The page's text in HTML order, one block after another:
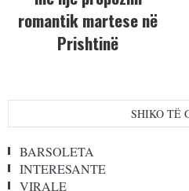
romantik martese në
Prishtinë
SHIKO TË
BARSOLETA
INTERESANTE
VIRALE